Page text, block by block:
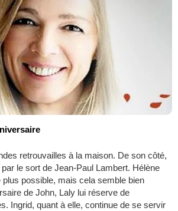
retrouvailles à la maison. De son côté,
le sort de Jean-Paul Lambert. Hélène
plus possible, mais cela semble bien
de John, Laly lui réserve de
Ingrid, quant à elle, continue de se servir